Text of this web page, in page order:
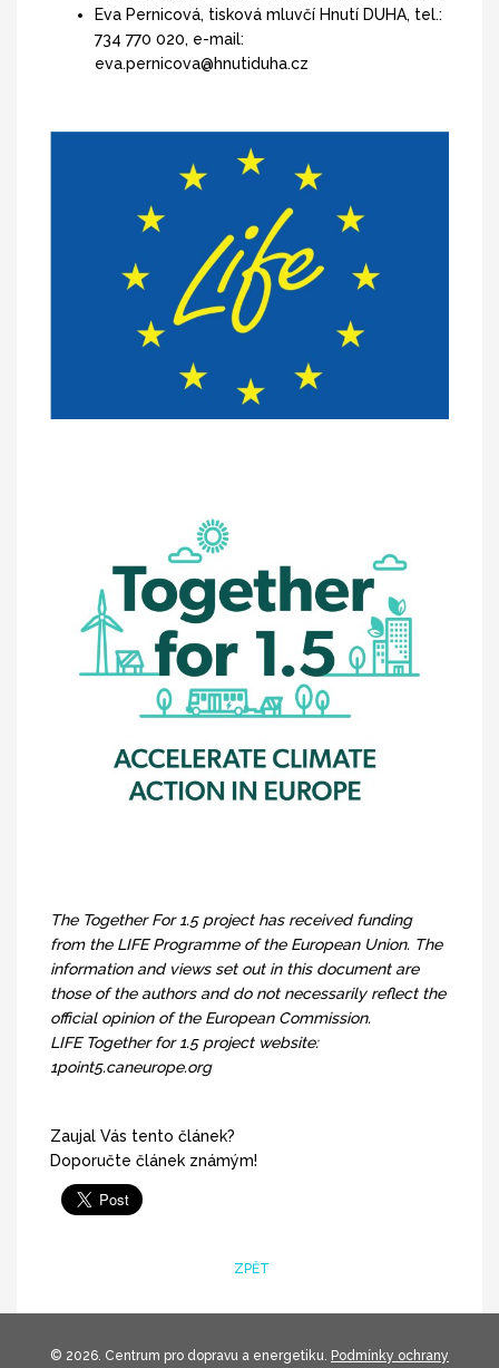
Eva Pernicová, tisková mluvčí Hnutí DUHA, tel.:
734 770 020, e-mail:
eva.pernicova@hnutiduha.cz
The Together For 1.5 project has received funding
from the LIFE Programme of the European Union. The
information and views set out in this document are
those of the authors and do not necessarily reflect the
official opinion of the European Commission.
LIFE Together for 1.5 project website:
1point5.caneurope.org
Zaujal Vás tento článek?
Doporučte článek známým!
ZPĚT
© 2026. Centrum pro dopravu a energetiku. Podmínky ochrany